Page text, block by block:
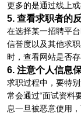
更多的是通过线上
5. 查看求职者的
在选择某一招聘平
信誉度以及其他求
时，查看网站是否
6. 注意个人信息
求职过程中，要特
常会通过“面试资料
息一旦被恶意使用